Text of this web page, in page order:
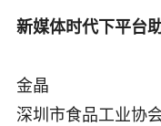
新媒体时代下平台
金晶
深圳市食品工业协